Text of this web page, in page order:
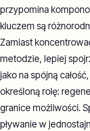
przypomina
kluczem są
Zamiast
metodzie, lepiej
jako na spójną
określoną rolę:
granice możliwości.
pływanie w